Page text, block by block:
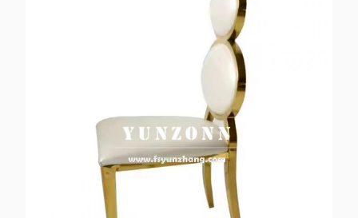
T / T; 30% aanbetaling vóór
het laden van de container.
Hotel / Banket / Bruiloft / Eet /